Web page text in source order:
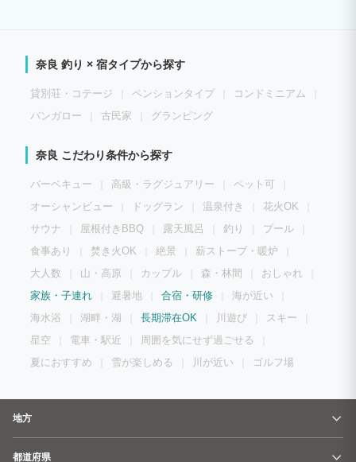
奈良 釣り × 宿タイプから探す
貸別荘・コテージ ペンションタイプ
コンドミニアム
バンガロー
古民家 グランピング
奈良 こだわり条件から探す
バーベキュー 高級・ラグジュアリー
ペット可
オーシャンビュー
ドッグラン 温泉付き
花火OK
サウナ
屋根付きBBQ 露天風呂 釣り
プール
食事あり
焚き火OK 絶景
薪ストーブ・暖炉
大人数
山・高原 カップル 森・林間
おしゃれ
家族・子連れ
避暑地 合宿・研修
海が近い
海水浴
湖畔・湖 長期滞在OK 川遊び
スキー
星空
電車・駅近
周囲を気にせず過ごせる
夏におすすめ
雪が楽しめる 川が近い ゴルフ場
地方
都道府県